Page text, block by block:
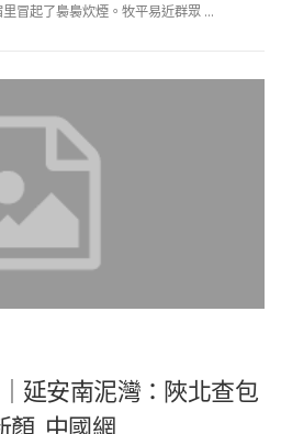
冒起了裊裊炊煙。牧平易近群眾 …
延安南泥灣：陜北查包
顏_中國網